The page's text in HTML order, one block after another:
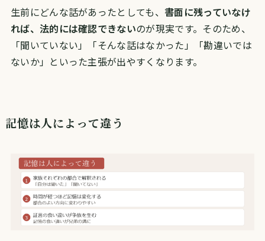
生前にどんな話があったとしても、書面に残っていなけ
れば、法的には確認できないのが現実です。そのため、
「聞いていない」「そんな話はなかった」「勘違いでは
ないか」といった主張が出やすくなります。
記憶は人によって違う